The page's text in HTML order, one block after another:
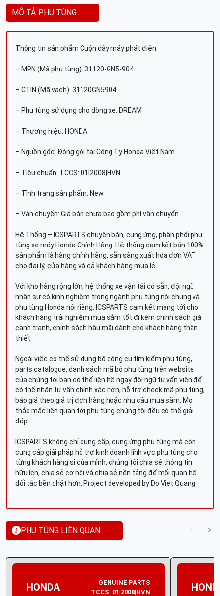
MÔ TẢ PHỤ TÙNG
Thông tin sản phẩm Cuộn dây máy phát điện
– MPN (Mã phụ tùng): 31120-GN5-904
– GTIN (Mã vạch): 31120GN5904
– Phụ tùng sử dụng cho dòng xe: DREAM
– Thương hiệu: HONDA
– Nguồn gốc: Đóng gói tại Công Ty Honda Việt Nam
– Tiêu chuẩn: TCCS: 01|2008|HVN
– Tình trạng sản phẩm: New
– Vận chuyển: Giá bán chưa bao gồm phí vận chuyển.
Hệ Thống – ICSPARTS chuyên bán, cung ứng, phân phối phụ
tùng xe máy Honda Chính Hãng. Hệ thống cam kết bán 100%
sản phẩm là hàng chính hãng, sẵn sàng xuất hóa đơn VAT
cho đại lý, cửa hàng và cả khách hàng mua lẻ.
Với kho hàng rộng lớn, hệ thống xe vận tải có sẵn, đội ngũ
nhân sự có kinh nghiệm trong ngành phụ tùng nói chung và
phụ tùng Honda nói riêng. ICSPARTS cam kết mang tới cho
khách hàng trải nghiệm mua sắm tốt đi kèm chính sách giá
cạnh tranh, chính sách hậu mãi dành cho khách hàng thân
thiết.
Ngoài việc có thể sử dụng bộ công cụ tìm kiếm phụ tùng,
parts catalogue, danh sách mã bộ phụ tùng trên website
của chúng tôi bạn có thể liên hệ ngay đội ngũ tư vấn viên để
có thể nhận tư vấn chính xác hơn, hỗ trợ check mã phụ tùng,
báo giá theo giá trị đơn hàng hoặc nhu cầu mua sắm. Mọi
thắc mắc liên quan tới phụ tùng chúng tôi đều có thể giải
đáp.
ICSPARTS không chỉ cung cấp, cung ứng phụ tùng mà còn
cung cấp giải pháp hỗ trợ kinh doanh lĩnh vực phụ tùng cho
từng khách hàng sỉ của mình, chúng tôi chia sẻ thông tin
hữu ích, chia sẻ cơ hội và chia sẻ nền tảng để mối quan hệ
đối tác bền chặt hơn. Project developed by Do Viet Quang
PHỤ TÙNG LIÊN QUAN
HONDA
GENUINE PARTS
TCCS: 01|2008|HVN